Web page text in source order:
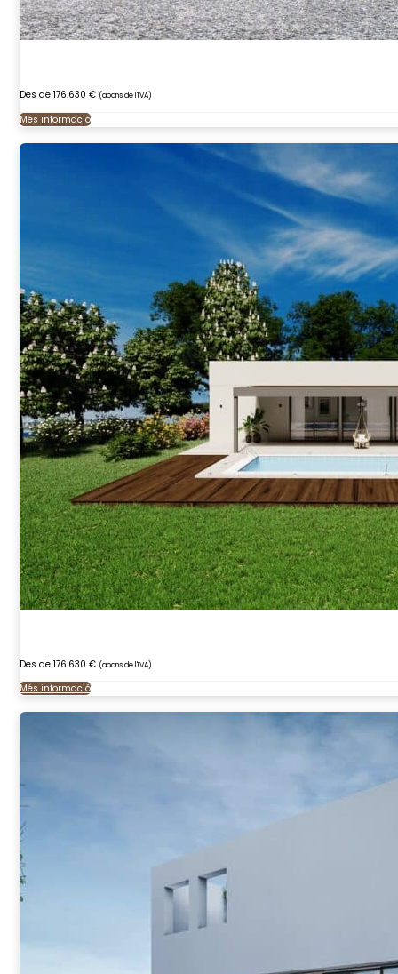
Des de 176.630 € (abans de l'IVA)
Més informació
Des de 176.630 € (abans de l'IVA)
Més informació